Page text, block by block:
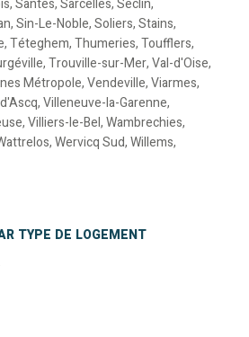
,Santes,Sarcelles,Seclin,
,Sin-Le-Noble,Soliers,Stains,
,Téteghem,Thumeries,Toufflers,
,Trouville-sur-Mer,Val-d'Oise,
Métropole,Vendeville,Viarmes,
,Villeneuve-la-Garenne,
,Villiers-le-Bel,Wambrechies,
,Wervicq Sud,Willems,
TYPE DE LOGEMENT